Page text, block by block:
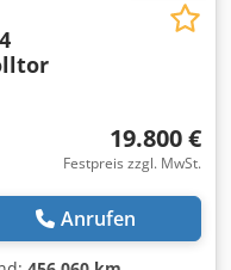
19.800 €
Festpreis zzgl. MwSt.
Anrufen